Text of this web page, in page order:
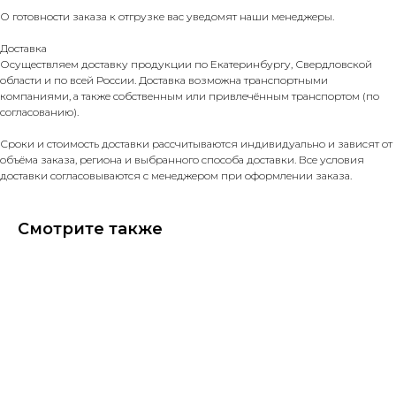
О готовности заказа к отгрузке вас уведомят наши менеджеры.
Доставка
Осуществляем доставку продукции по Екатеринбургу, Свердловской
области и по всей России. Доставка возможна транспортными
компаниями, а также собственным или привлечённым транспортом (по
согласованию).
Сроки и стоимость доставки рассчитываются индивидуально и зависят от
объёма заказа, региона и выбранного способа доставки. Все условия
доставки согласовываются с менеджером при оформлении заказа.
Смотрите также